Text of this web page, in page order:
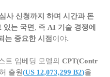
사 신청까지 하며 시간과 돈
있는 국면 , 즉 AI 기술 경쟁에
는 중요한 시점 이야.
트 임베딩 모델의 CPT(Contr
출원(US 12,073,299 B2)을